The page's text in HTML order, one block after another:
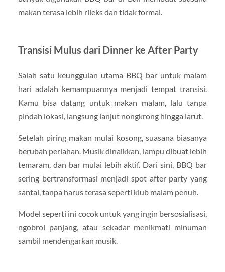
makan terasa lebih rileks dan tidak formal.
Transisi Mulus dari Dinner ke After Party
Salah satu keunggulan utama BBQ bar untuk malam
hari adalah kemampuannya menjadi tempat transisi.
Kamu bisa datang untuk makan malam, lalu tanpa
pindah lokasi, langsung lanjut nongkrong hingga larut.
Setelah piring makan mulai kosong, suasana biasanya
berubah perlahan. Musik dinaikkan, lampu dibuat lebih
temaram, dan bar mulai lebih aktif. Dari sini, BBQ bar
sering bertransformasi menjadi spot after party yang
santai, tanpa harus terasa seperti klub malam penuh.
Model seperti ini cocok untuk yang ingin bersosialisasi,
ngobrol panjang, atau sekadar menikmati minuman
sambil mendengarkan musik.